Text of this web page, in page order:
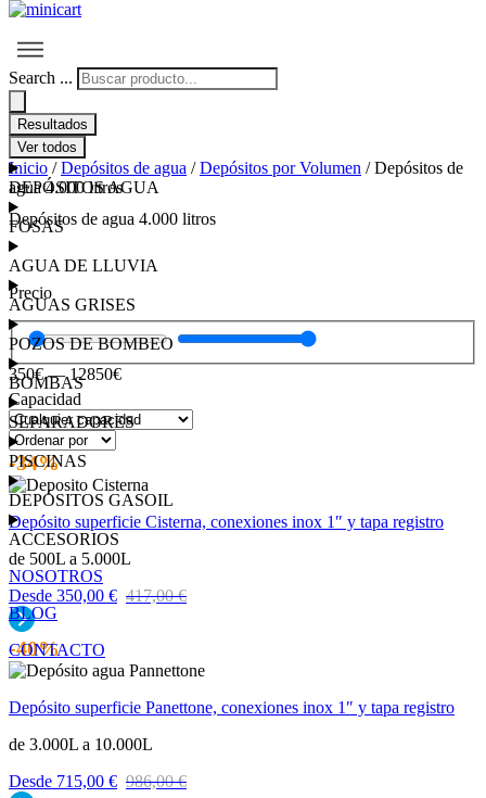
Search ...
Resultados
Ver todos
DEPÓSITOS AGUA
FOSAS
AGUA DE LLUVIA
AGUAS GRISES
POZOS DE BOMBEO
BOMBAS
SEPARADORES
PISCINAS
DEPÓSITOS GASOIL
ACCESORIOS
NOSOTROS
BLOG
CONTACTO
Inicio /Depósitos de agua /Depósitos por Volumen / Depósitos de
agua 4.000 litros
Depósitos de agua 4.000 litros
Precio
350€—12850€
Capacidad
-34%
Depósito superficie Cisterna, conexiones inox 1″ y tapa registro
de 500L a 5.000L
Desde 350,00 € 417,00€
-40%
Depósito superficie Panettone, conexiones inox 1″ y tapa registro
de 3.000L a 10.000L
Desde 715,00 € 986,00€